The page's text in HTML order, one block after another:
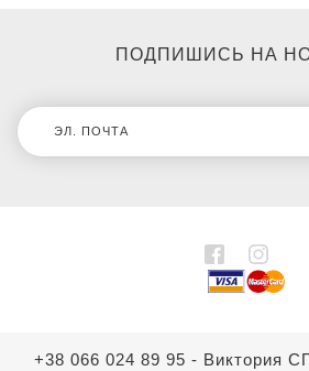
ПОДПИШИСЬ НА
+38 066 024 89 95 - Виктория